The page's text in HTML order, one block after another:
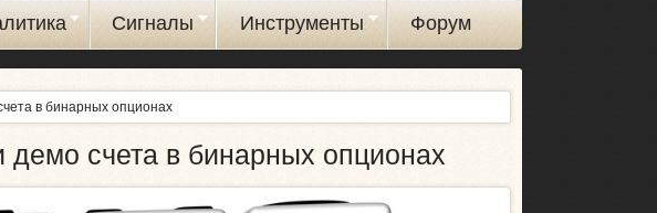
Сигналы Инструменты Форум
в бинарных опционах
демо счета в бинарных опционах